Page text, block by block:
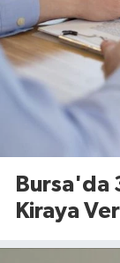
Bursa'da
Kiraya